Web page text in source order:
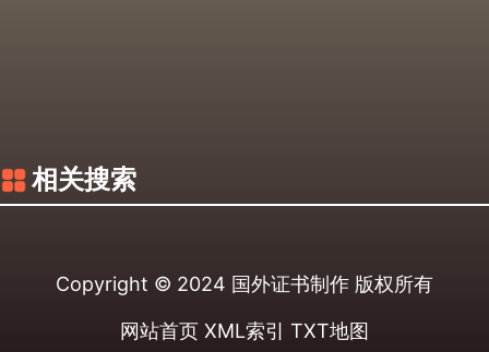
相关搜索
Copyright © 2024 国外证书制作 版权所有
网站首页 XML索引 TXT地图